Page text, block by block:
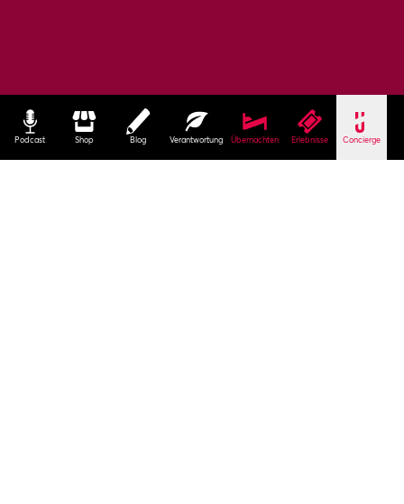
Podcast Shop Blog Verantwortung Übernachten Erlebnisse Concierge